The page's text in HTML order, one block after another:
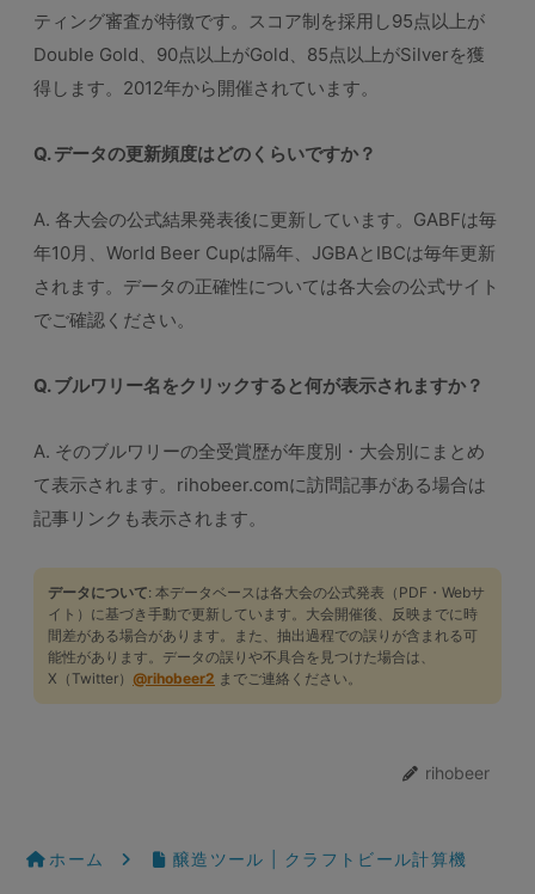
ティング審査が特徴です。スコア制を採用し95点以上が
Double Gold、90点以上がGold、85点以上がSilverを獲
得します。2012年から開催されています。
Q. データの更新頻度はどのくらいですか？
A. 各大会の公式結果発表後に更新しています。GABFは毎
年10月、World Beer Cupは隔年、JGBAとIBCは毎年更新
されます。データの正確性については各大会の公式サイト
でご確認ください。
Q. ブルワリー名をクリックすると何が表示されますか？
A. そのブルワリーの全受賞歴が年度別・大会別にまとめ
て表示されます。rihobeer.comに訪問記事がある場合は
記事リンクも表示されます。
データについて: 本データベースは各大会の公式発表（PDF・Webサ
イト）に基づき手動で更新しています。大会開催後、反映までに時
間差がある場合があります。また、抽出過程での誤りが含まれる可
能性があります。データの誤りや不具合を見つけた場合は、
X（Twitter） @rihobeer2 までご連絡ください。
rihobeer
ホーム 醸造ツール | クラフトビール計算機